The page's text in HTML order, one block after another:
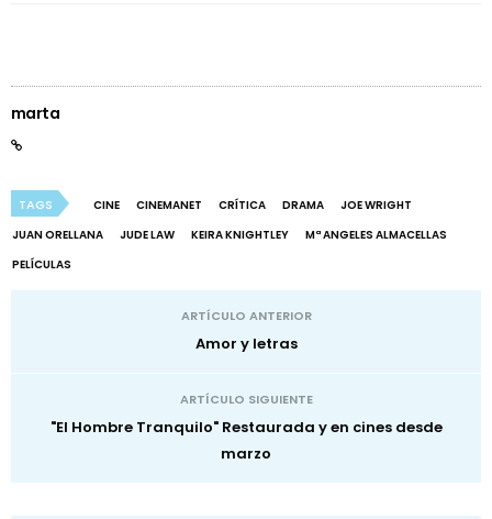
marta
TAGS CINE CINEMANET CRÍTICA DRAMA
JOE WRIGHT
JUAN ORELLANA
JUDE LAW KEIRA KNIGHTLEY
Mª ANGELES ALMACELLAS
PELÍCULAS
ARTÍCULO ANTERIOR
Amor y letras
ARTÍCULO SIGUIENTE
"El Hombre Tranquilo" Restaurada y en cines desde
marzo